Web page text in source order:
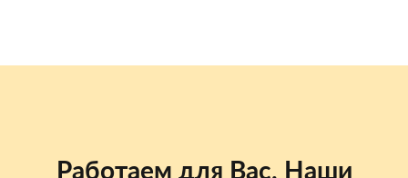
Работаем для Вас. Наши